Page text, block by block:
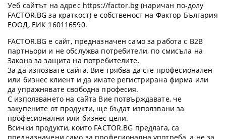
Уеб сайтът на адрес https://factor.bg (наричан по-долу
FACTOR.BG за краткост) е собственост на Фактор България
ЕООД, ЕИК 160116590.
FACTOR.BG е сайт, предназначен само за работа с B2B
партньори и не обслужва потребители, по смисъла на
Закона за защита на потребителите.
За да изпозвате сайта, Вие трябва да сте професионален
или бизнес клиент и да имате регистрирана фирма или
да упражнявате свободна професия.
С използването на сайта Вие потвърждавате, че
закупените от продукти, ще бъдат използвани за
професионални или бизнес цели.
Всички продукти, които FACTOR.BG предлага, са